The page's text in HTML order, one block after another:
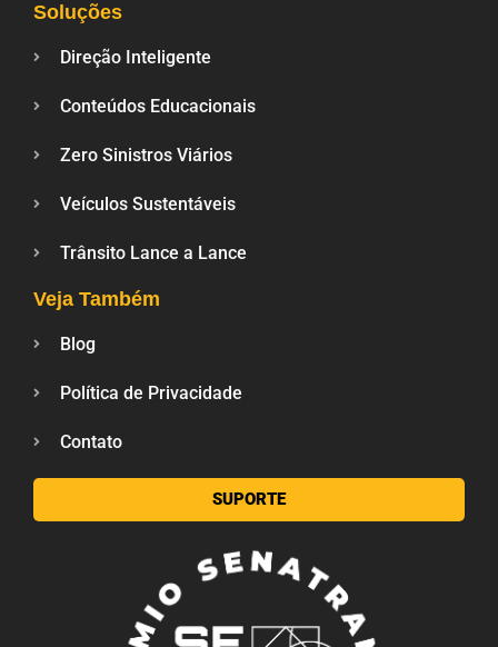
Soluções
Direção Inteligente
Conteúdos Educacionais
Zero Sinistros Viários
Veículos Sustentáveis
Trânsito Lance a Lance
Veja Também
Blog
Política de Privacidade
Contato
SUPORTE